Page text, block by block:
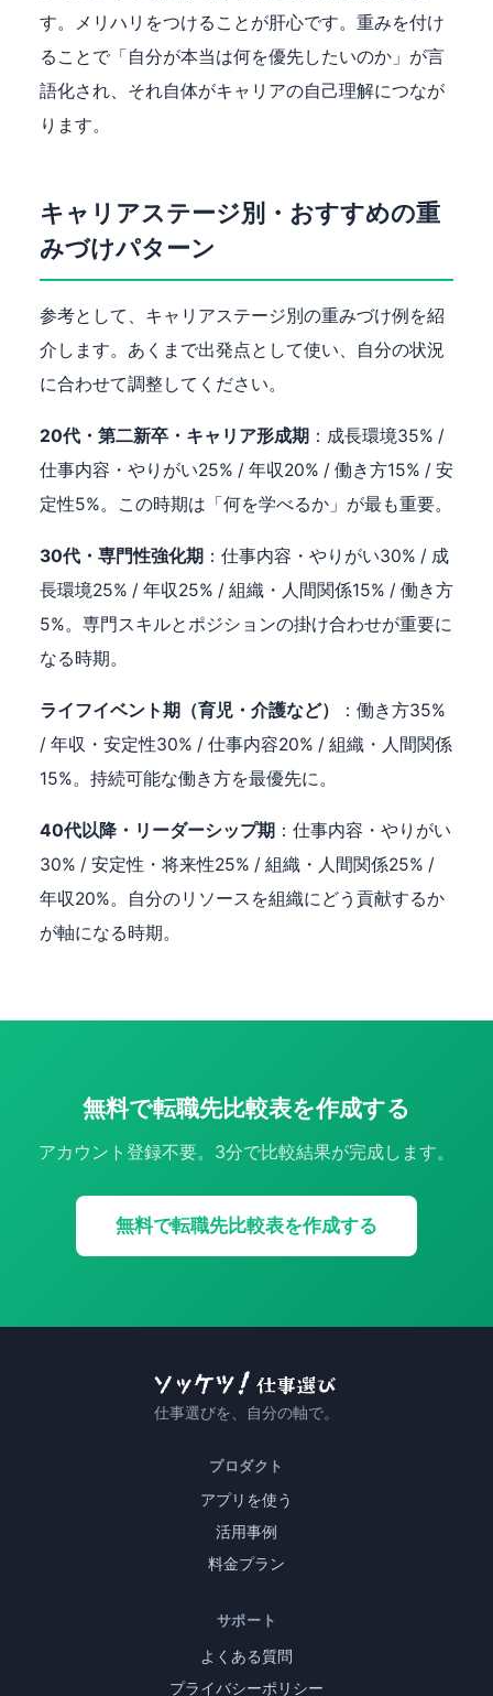
す。メリハリをつけることが肝心です。重みを付け
ることで「自分が本当は何を優先したいのか」が言
語化され、それ自体がキャリアの自己理解につなが
ります。
キャリアステージ別・おすすめの重
みづけパターン
参考として、キャリアステージ別の重みづけ例を紹
介します。あくまで出発点として使い、自分の状況
に合わせて調整してください。
20代・第二新卒・キャリア形成期 ：成長環境35% /
仕事内容・やりがい25% / 年収20% / 働き方15% / 安
定性5%。この時期は「何を学べるか」が最も重要。
30代・専門性強化期 ：仕事内容・やりがい30% / 成
長環境25% / 年収25% / 組織・人間関係15% / 働き方
5%。専門スキルとポジションの掛け合わせが重要に
なる時期。
ライフイベント期（育児・介護など）
：働き方35%
/ 年収・安定性30% / 仕事内容20% / 組織・人間関係
15%。持続可能な働き方を最優先に。
40代以降・リーダーシップ期 ：仕事内容・やりがい
30% / 安定性・将来性25% / 組織・人間関係25% /
年収20%。自分のリソースを組織にどう貢献するか
が軸になる時期。
無料で転職先比較表を作成する
アカウント登録不要。3分で比較結果が完成します。
無料で転職先比較表を作成する
仕事選びを、自分の軸で。
プロダクト
アプリを使う
活用事例
料金プラン
サポート
よくある質問
プライバシーポリシー